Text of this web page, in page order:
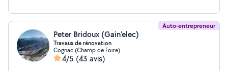
Auto-entrepreneur
Peter Bridoux (Gain’elec)
Travaux de rénovation
Cognac (Champ de Foire)
4/5 (43 avis)